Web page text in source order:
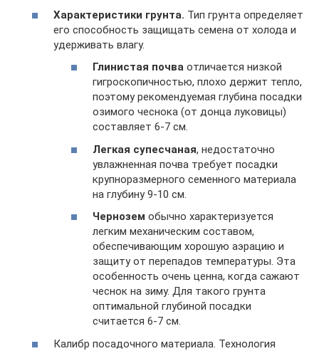
Характеристики грунта. Тип грунта определяет
его способность защищать семена от холода и
удерживать влагу.
Глинистая почва отличается низкой
гигроскопичностью, плохо держит тепло,
поэтому рекомендуемая глубина посадки
озимого чеснока (от донца луковицы)
составляет 6-7 см.
Легкая супесчаная, недостаточно
увлажненная почва требует посадки
крупноразмерного семенного материала
на глубину 9-10 см.
Чернозем обычно характеризуется
легким механическим составом,
обеспечивающим хорошую аэрацию и
защиту от перепадов температуры. Эта
особенность очень ценна, когда сажают
чеснок на зиму. Для такого грунта
оптимальной глубиной посадки
считается 6-7 см.
Калибр посадочного материала. Технология